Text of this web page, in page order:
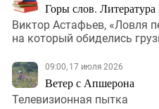
Горы слов. Литература
Виктор Астафьев, «Ловля
на который обиделись
09:00, 17 июля 2026
Ветер с Апшерона
Телевизионная пытка